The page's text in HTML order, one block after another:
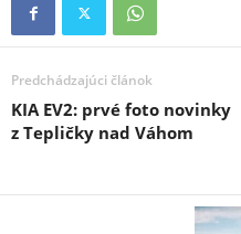
Predchádzajúci článok
KIA EV2: prvé foto novinky
z Tepličky nad Váhom